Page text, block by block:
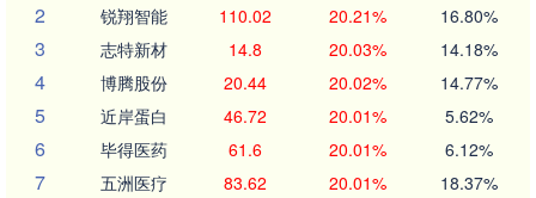
2 锐翔智能 110.02 20.21% 16.80%
3 志特新材 14.8 20.03% 14.18%
4 博腾股份 20.44 20.02% 14.77%
5 近岸蛋白 46.72 20.01% 5.62%
6 毕得医药 61.6 20.01% 6.12%
7 五洲医疗 83.62 20.01% 18.37%